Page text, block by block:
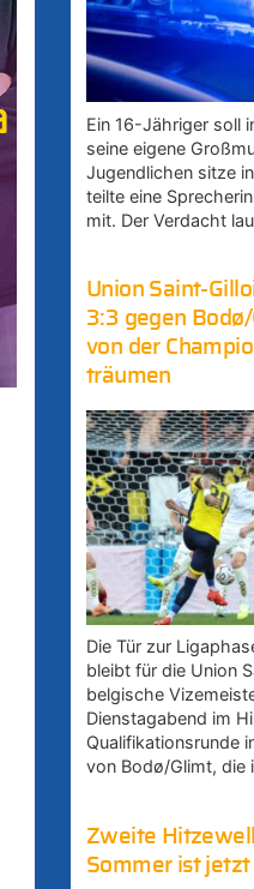
Ein 16-Jähriger soll
seine eigene
Jugendlichen sitze
teilte eine
mit. Der Verdacht
Union Saint-
3:3 gegen
von der
träumen
Die Tür zur
bleibt für die Union
belgische
Dienstagabend im
Qualifikationsrunde
von Bodø/Glimt, die
Zweite
Sommer ist